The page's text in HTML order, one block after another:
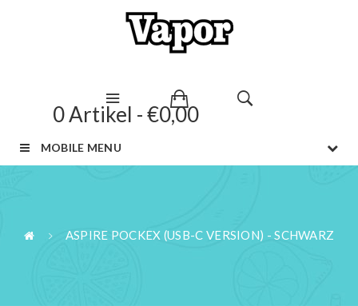
0 Artikel - €0,00
MOBILE MENU
ASPIRE POCKEX (USB-C VERSION) - SCHWARZ